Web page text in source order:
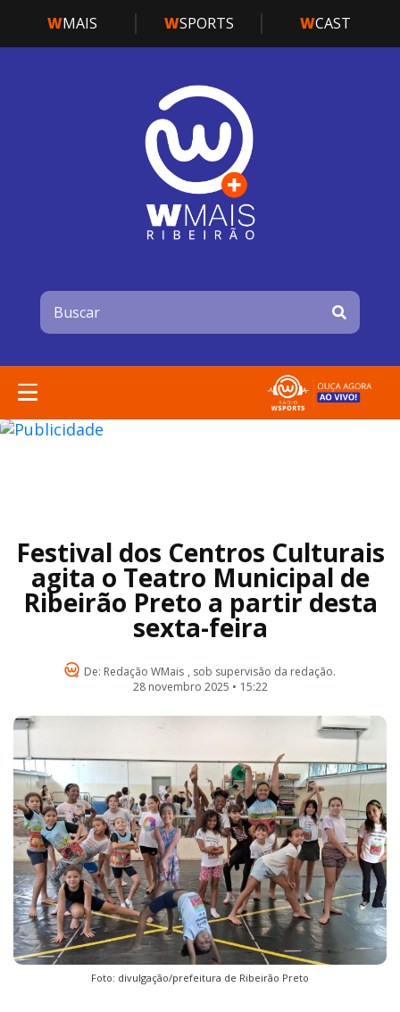
WMAIS WSPORTS WCAST
Festival dos Centros Culturais
agita o Teatro Municipal de
Ribeirão Preto a partir desta
sexta-feira
De: Redação WMais , sob supervisão da redação.
28 novembro 2025 • 15:22
Foto: divulgação/prefeitura de Ribeirão Preto